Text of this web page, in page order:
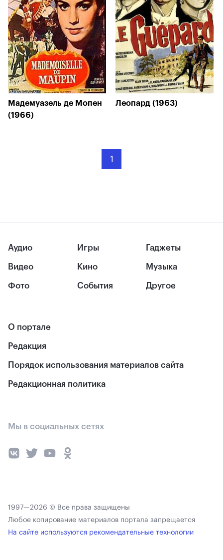
Мадемуазель де Мопен
(1966)
Леопард (1963)
1
Аудио
Видео
Фото
Игры
Кино
События
Гаджеты
Музыка
Другое
О портале
Редакция
Порядок использования материалов сайта
Редакционная политика
Мы в социальных сетях
1997—2026 © Все права защищены
Любое копирование материалов портала запрещается
На сайте используются рекомендательные технологии